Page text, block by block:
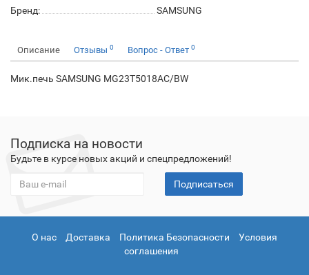
Бренд:
SAMSUNG
Описание Отзывы 0 Вопрос - Ответ 0
Мик.печь SAMSUNG MG23T5018AC/BW
Подписка на новости
Будьте в курсе новых акций и спецпредложений!
Подписаться
О нас Доставка Политика Безопасности
Условия
соглашения